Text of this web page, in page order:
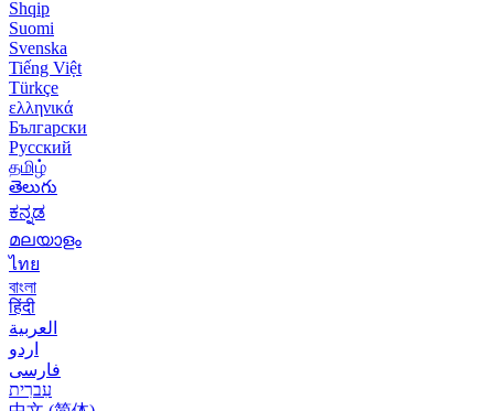
Shqip
Suomi
Svenska
Tiếng Việt
Türkçe
ελληνικά
Български
Русский
தமிழ்
తెలుగు
ಕನ್ನಡ
മലയാളം
ไทย
বাংলা
हिंदी
العربية
اردو
فارسی
עִברִית